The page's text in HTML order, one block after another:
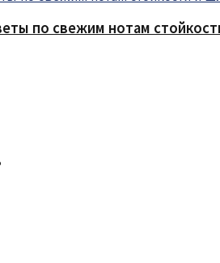
по свежим нотам